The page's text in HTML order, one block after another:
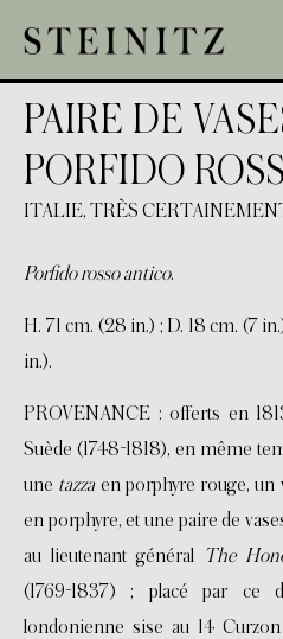
PAIRE DE
PORFIDO
ITALIE, TRÈS
Porfido rosso antico.
H. 71 cm. (28 in.) ; D. 18 cm. (7
in.).
PROVENANCE : offerts en
Suède (1748-1818), en même
une tazzaen porphyre rouge, un
en porphyre, et une paire de
au lieutenant général The
(1769-1837) ; placé par ce
londonienne sise au 14